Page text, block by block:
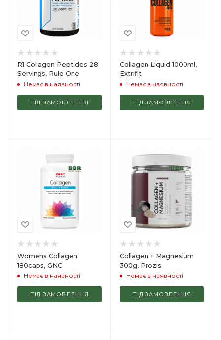
R1 Collagen Peptides 28
Servings, Rule One
Немає в наявності
ПІД ЗАМОВЛЕННЯ
Collagen Liquid 1000ml,
Extrifit
Немає в наявності
ПІД ЗАМОВЛЕННЯ
Womens Collagen
180caps, GNC
Немає в наявності
ПІД ЗАМОВЛЕННЯ
Collagen + Magnesium
300g, Prozis
Немає в наявності
ПІД ЗАМОВЛЕННЯ